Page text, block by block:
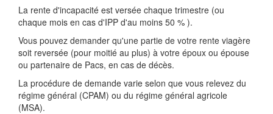
La rente d'incapacité est versée chaque trimestre (ou
chaque mois en cas d'IPP d'au moins 50 % ).
Vous pouvez demander qu'une partie de votre rente viagère
soit reversée (pour moitié au plus) à votre époux ou épouse
ou partenaire de Pacs, en cas de décès.
La procédure de demande varie selon que vous relevez du
régime général (CPAM) ou du régime général agricole
(MSA).